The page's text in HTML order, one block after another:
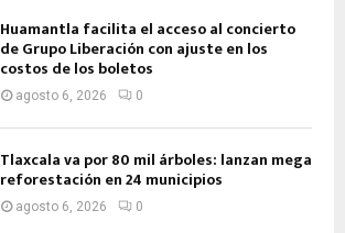
Huamantla facilita el acceso al concierto
de Grupo Liberación con ajuste en los
costos de los boletos
agosto 6, 2026 0
Tlaxcala va por 80 mil árboles: lanzan mega
reforestación en 24 municipios
agosto 6, 2026 0